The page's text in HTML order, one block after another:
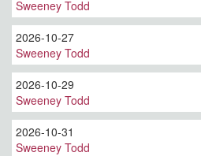
Sweeney Todd
2026-10-27
Sweeney Todd
2026-10-29
Sweeney Todd
2026-10-31
Sweeney Todd